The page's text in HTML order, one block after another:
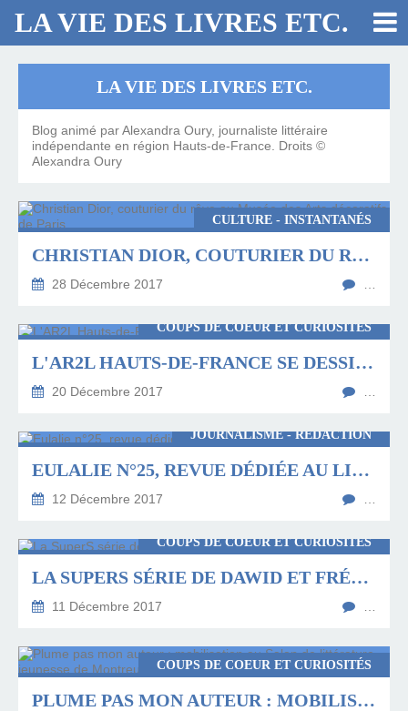
LA VIE DES LIVRES ETC.
LA VIE DES LIVRES ETC.
Blog animé par Alexandra Oury, journaliste littéraire
indépendante en région Hauts-de-France. Droits ©
Alexandra Oury
CULTURE - INSTANTANÉS
CHRISTIAN DIOR, COUTURIER DU RÊVE AU MUSÉE DES ARTS DÉCORATIFS DE PARIS
28 Décembre 2017
COUPS DE COEUR ET CURIOSITÉS
L'AR2L HAUTS-DE-FRANCE SE DESSINE
20 Décembre 2017
JOURNALISME - RÉDACTION
EULALIE N°25, REVUE DÉDIÉE AU LIVRE EN HAUTS-DE-FRANCE
12 Décembre 2017
COUPS DE COEUR ET CURIOSITÉS
LA SUPERS SÉRIE DE DAWID ET FRÉDÉRIC MAUPOMÉ
11 Décembre 2017
COUPS DE COEUR ET CURIOSITÉS
PLUME PAS MON AUTEUR : MOBILISATION AU SALON DE LITTÉRATURE JEUNESSE DE MONTREUIL